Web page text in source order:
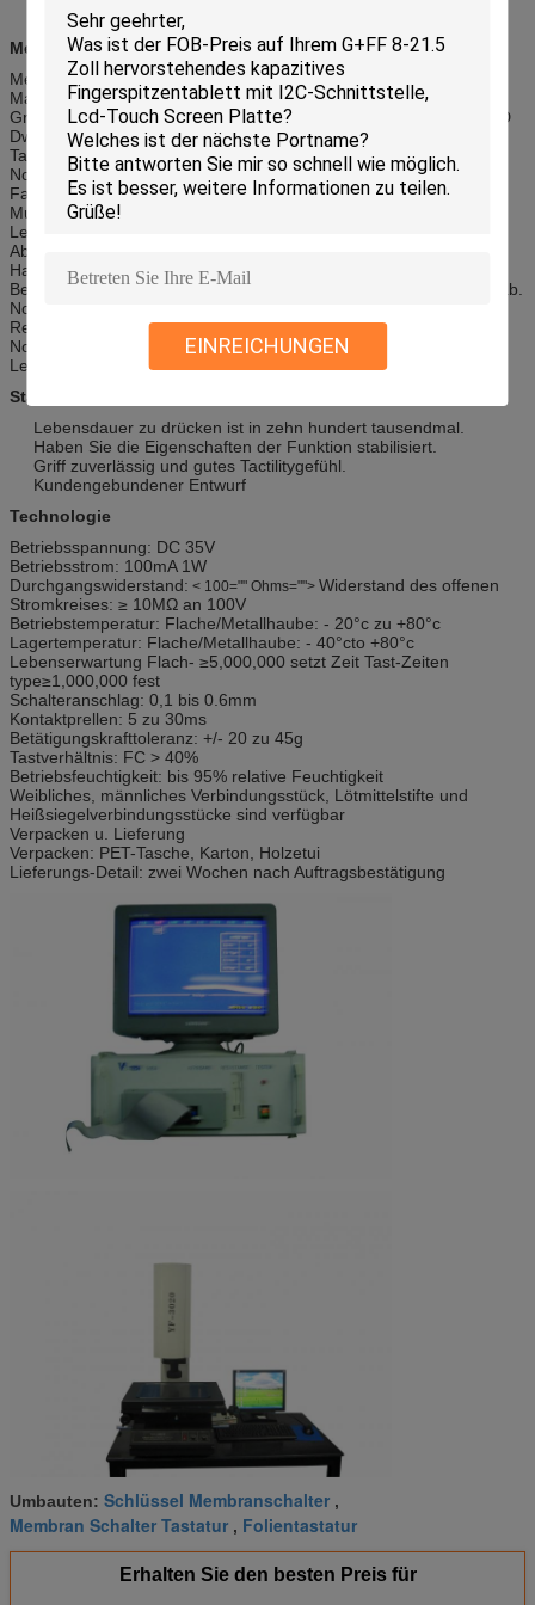
EINREICHUNGEN
Membrantastatur mit FPC-Stromkreis
Membranschalteraufkleber
Material: Polyester oder Polycarbonat
Grafik-Format: CorelDraw, Adobe-Illustrator AI oder ENV, AutoCAD
Dwg oder DXF
Tastgefühl: Wird durch die Stärke des overlayer bestimmt.
Normalerweise zwischen 0,06" -0,08".
Farbüberprüfung: Zusammenpassendes System Pantone; Das
Munsell-Farbsystem; Farbproben
Leitfähige Spur: Silber oder Kupfer
Abschirmung: EMI/ESD/RFI kann eingesetzt werden.
Haube: Edelstahl oder Plastik
Betätigungs-Kraft: Hängen Sie von der Anforderung des Kunden ab.
Normalerweise zwischen 30-600 Gramm.
Reise: Hängen Sie von der Anforderung des Kunden ab.
Normalerweise zwischen 0,010" - 0,020".
Lebenszyklus: 5 Million Zyklen (bis)
Stärke:
Lebensdauer zu drücken ist in zehn hundert tausendmal.
Haben Sie die Eigenschaften der Funktion stabilisiert.
Griff zuverlässig und gutes Tactilitygefühl.
Kundengebundener Entwurf
Technologie
Betriebsspannung: DC 35V
Betriebsstrom: 100mA 1W
Durchgangswiderstand: < 100="" Ohms=""> Widerstand des offenen
Stromkreises: ≥ 10MΩ an 100V
Betriebstemperatur: Flache/Metallhaube: - 20°c zu +80°c
Lagertemperatur: Flache/Metallhaube: - 40°cto +80°c
Lebenserwartung Flach- ≥5,000,000 setzt Zeit Tast-Zeiten
type≥1,000,000 fest
Schalteranschlag: 0,1 bis 0.6mm
Kontaktprellen: 5 zu 30ms
Betätigungskrafttoleranz: +/- 20 zu 45g
Tastverhältnis: FC > 40%
Betriebsfeuchtigkeit: bis 95% relative Feuchtigkeit
Weibliches, männliches Verbindungsstück, Lötmittelstifte und
Heißsiegelverbindungsstücke sind verfügbar
Verpacken u. Lieferung
Verpacken: PET-Tasche, Karton, Holzetui
Lieferungs-Detail: zwei Wochen nach Auftragsbestätigung
Umbauten: Schlüssel Membranschalter ,
Membran Schalter Tastatur , Folientastatur
Erhalten Sie den besten Preis für